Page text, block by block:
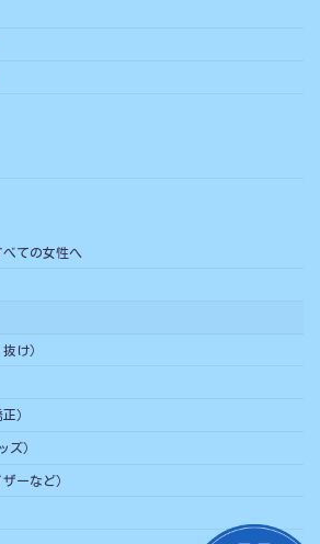
ての女性へ
け）
）
ズ）
ーなど）